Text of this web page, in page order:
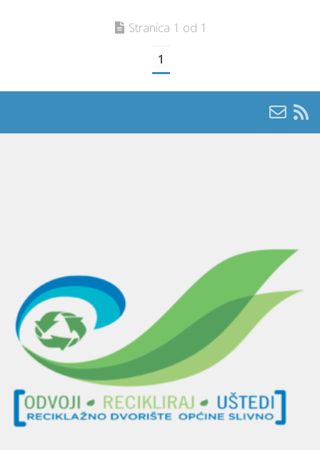
Stranica 1 od 1
1